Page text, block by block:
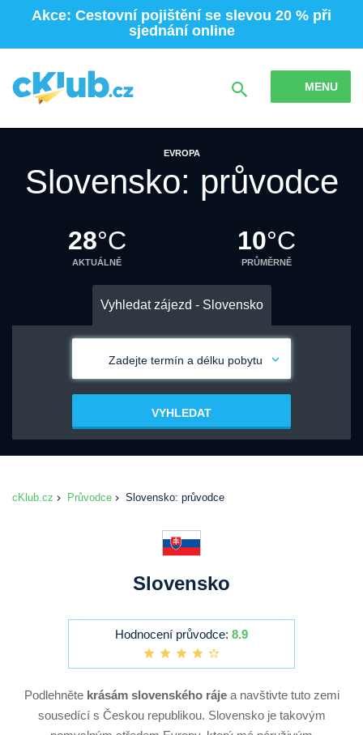
Akce: Cestovní pojištění se slevou 20 % při
sjednání online
MENU
EVROPA
Slovensko: průvodce
28°C
AKTUÁLNĚ
10°C
PRŮMĚRNĚ
Vyhledat zájezd - Slovensko
Zadejte termín a délku pobytu
VYHLEDAT
cKlub.cz Průvodce Slovensko: průvodce
Slovensko
Hodnocení průvodce: 8.9
Podlehnětekrásám slovenského rájea navštivte tuto zemi
sousedící s Českou republikou. Slovensko je takovým